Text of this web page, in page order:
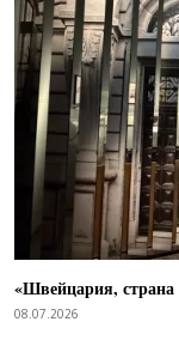
«Швейцария, страна
08.07.2026